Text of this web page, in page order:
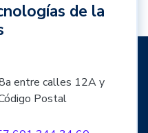
de la
entre calles 12A y
Postal